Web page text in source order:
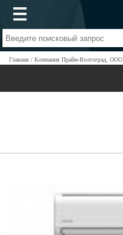
Главная Компания Прайм-Волгоград, ООО